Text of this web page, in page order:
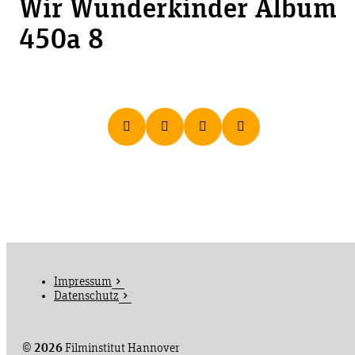
Wir Wunderkinder Album
450a 8
© 2026Filminstitut Hannover
Impressum
Datenschutz